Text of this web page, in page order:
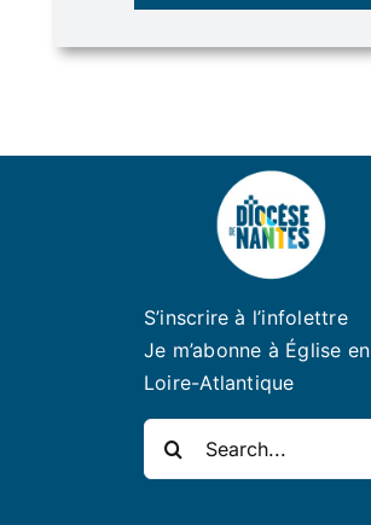
S’inscrire à l’infolettre
Je m’abonne à Église en
Loire-Atlantique